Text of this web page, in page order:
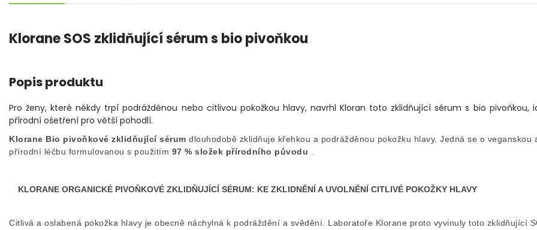
Klorane SOS zklidňující sérum s bio pivoňkou
Popis produktu
Pro ženy, které někdy trpí podrážděnou nebo citlivou pokožkou hlavy, navrhl Kloran toto zklidňující sérum s bio pivoňkou,
přírodní ošetření pro větší pohodlí.
Klorane Bio pivoňkové zklidňující sérum dlouhodobě zklidňuje křehkou a podrážděnou pokožku hlavy. Jedná se o veganskou
přírodní léčbu formulovanou s použitím 97 % složek přírodního původu
KLORANE ORGANICKÉ PIVOŇKOVÉ ZKLIDŇUJÍCÍ SÉRUM: KE ZKLIDNĚNÍ A UVOLNĚNÍ CITLIVÉ POKOŽKY HLAVY
Citlivá a oslabená pokožka hlavy je obecně náchylná k podráždění a svědění. Laboratoře Klorane proto vyvinuly toto zklidňující